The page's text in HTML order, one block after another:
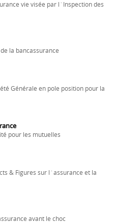
vie visée par l´Inspection des
la bancassurance
Générale en pole position pour la
pour les mutuelles
& Figures sur l´assurance et la
avant le choc